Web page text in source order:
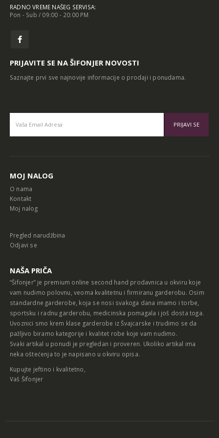
RADNO VREME NAŠEG SERVISA:
PRIJAVITE SE NA ŠIFONJER NOVOSTI
MOJ NALOG
O nama
Kontakt
Pregled narudžbina
NAŠA PRIČA
“Šifonjer” je premium online second hand prodavnica u okviru koje
vam nudimo polovnu, veoma kvalitetnu i firmiranu garderobu. Osim
standardne garderobe, koja se nosi svakoga dana imamo i torbe,
sportsku i radnu garderobu, medicinska pomagala i još dosta toga.
Uvoznici smo krem klase garderobe iz Švajcarske i trudimo se da
pažljivo biramo kategorije i kvalitet robe koje vam nudimo.
Svaki artikal u ponudi je pregledan i proveren. Ukoliko artikal ima
Kupujte jeftino i kvalitetno,